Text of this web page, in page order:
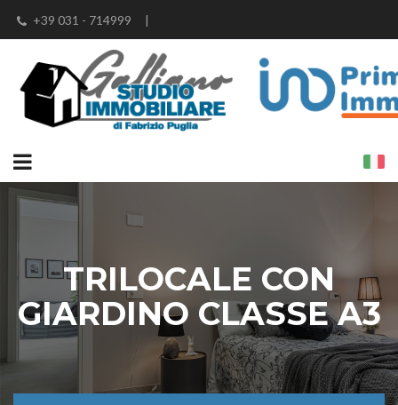
+39 031 - 714999 |
info@studioimmobiliaregalliano.it
fabrizio@studioimmobiliaregalliano.it |
TRILOCALE CON
GIARDINO CLASSE A3